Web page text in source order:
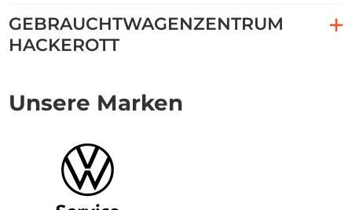
GEBRAUCHTWAGENZENTRUM
HACKEROTT
Unsere Marken